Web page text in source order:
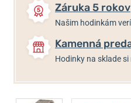
Záruka 5 rokov
Našim hodinkám
Kamenná
Hodinky na sklade